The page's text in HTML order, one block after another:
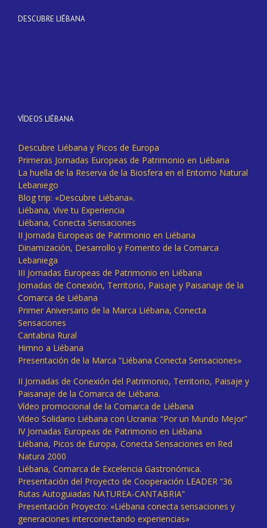
DESCUBRE LIÉBANA
VÍDEOS LIÉBANA
Descubre Liébana y Picos de Europa
Primeras Jornadas Europeas de Patrimonio en Liébana
La huella de la Reserva de la Biosfera en el Entorno Natural
Lebaniego
Blog trip: «Descubre Liébana».
Liébana, Vive tu Experiencia
Liébana, Conecta Sensaciones
II Jornada Europeas de Patrimonio en Liébana
Dinamización, Desarrollo y Fomento de la Comarca
Lebaniega
III Jornadas Europeas de Patrimonio en Liébana
Jornadas de Conexión, Territorio, Paisaje y Paisanaje de la
Comarca de Liébana
Primer Aniversario de la Marca Liébana, Conecta
Sensaciones
Cantabria Rural
Himno a Liébana
Presentación de la Marca “Liébana Conecta Sensaciones»
II Jornadas de Conexión del Patrimonio, Territorio, Paisaje y
Paisanaje de la Comarca de Liébana.
Vídeo promocional de la Comarca de Liébana
Vídeo Solidario Liébana con Ucrania: “Por un Mundo Mejor”
IV Jornadas Europeas de Patrimonio en Liébana
Liébana, Picos de Europa, Conecta Sensaciones en Red
Natura 2000
Liébana, Comarca de Excelencia Gastronómica.
Presentación del Proyecto de Cooperación LEADER “36
Rutas Autoguiadas NATUREA-CANTABRIA”
Presentación Proyecto: «Liébana conecta sensaciones y
generaciones interconectando experiencias»